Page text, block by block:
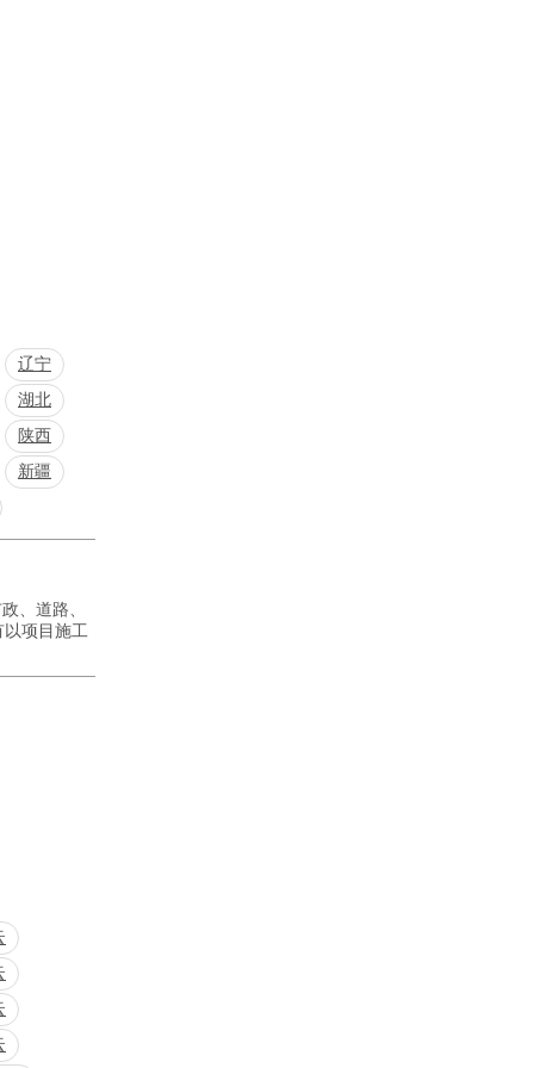
辽宁
湖北
陕西
新疆
、道路、
以项目施工